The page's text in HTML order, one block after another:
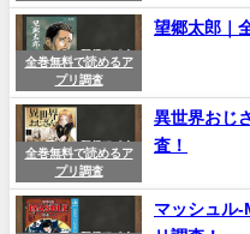
全巻無料で読めるア
プリ調査
望郷太郎｜
全巻無料で読めるア
プリ調査
異世界おじ
査！
マッシュル-